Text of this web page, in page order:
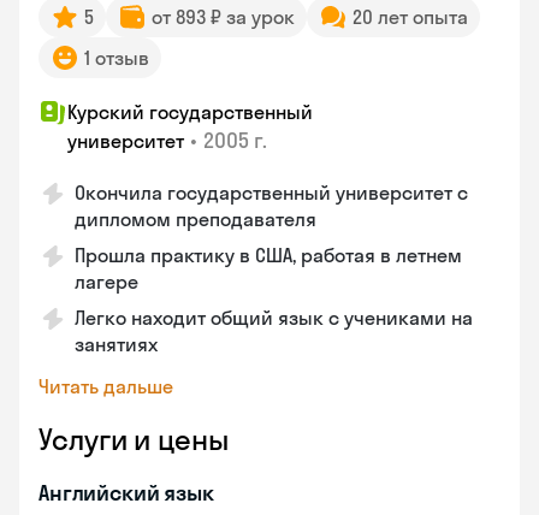
5 от 893 ₽ за урок
20 лет опыта
1 отзыв
Курский государственный
университет • 2005 г.
Окончила государственный университет с
дипломом преподавателя
Прошла практику в США, работая в летнем
лагере
Легко находит общий язык с учениками на
занятиях
Читать дальше
Услуги и цены
Английский язык